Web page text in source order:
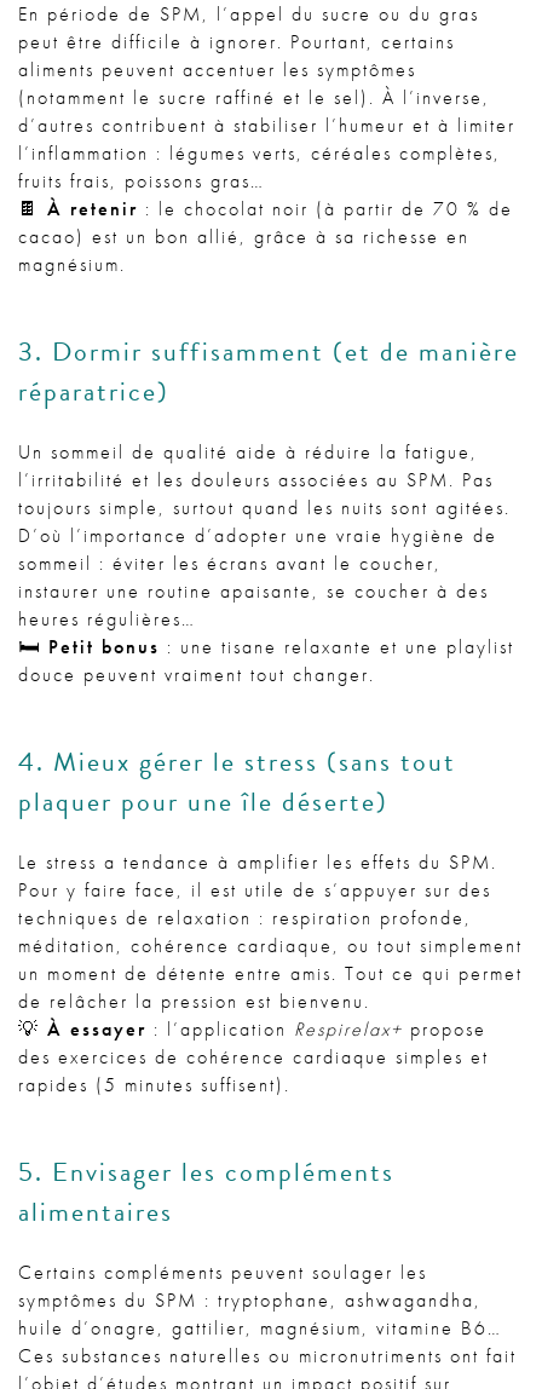
En période de SPM, l’appel du sucre ou du gras
peut être difficile à ignorer. Pourtant, certains
aliments peuvent accentuer les symptômes
(notamment le sucre raffiné et le sel). À l’inverse,
d’autres contribuent à stabiliser l’humeur et à limiter
l’inflammation : légumes verts, céréales complètes,
fruits frais, poissons gras…
🍫 À retenir : le chocolat noir (à partir de 70 % de
cacao) est un bon allié, grâce à sa richesse en
magnésium.
3. Dormir suffisamment (et de manière
réparatrice)
Un sommeil de qualité aide à réduire la fatigue,
l’irritabilité et les douleurs associées au SPM. Pas
toujours simple, surtout quand les nuits sont agitées.
D’où l’importance d’adopter une vraie hygiène de
sommeil : éviter les écrans avant le coucher,
instaurer une routine apaisante, se coucher à des
heures régulières…
🛏️ Petit bonus : une tisane relaxante et une playlist
douce peuvent vraiment tout changer.
4. Mieux gérer le stress (sans tout
plaquer pour une île déserte)
Le stress a tendance à amplifier les effets du SPM.
Pour y faire face, il est utile de s’appuyer sur des
techniques de relaxation : respiration profonde,
méditation, cohérence cardiaque, ou tout simplement
un moment de détente entre amis. Tout ce qui permet
de relâcher la pression est bienvenu.
💡 À essayer : l’application Respirelax+ propose
des exercices de cohérence cardiaque simples et
rapides (5 minutes suffisent).
5. Envisager les compléments
alimentaires
Certains compléments peuvent soulager les
symptômes du SPM : tryptophane, ashwagandha,
huile d’onagre, gattilier, magnésium, vitamine B6…
Ces substances naturelles ou micronutriments ont fait